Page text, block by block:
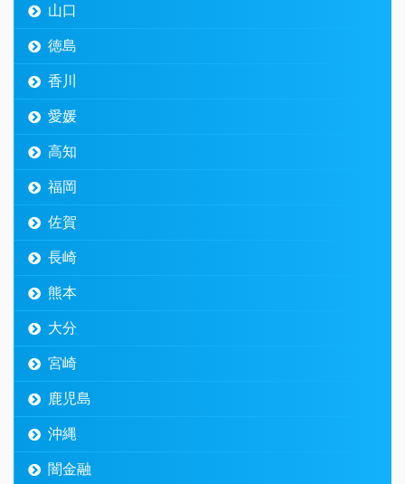
山口
徳島
香川
愛媛
高知
福岡
佐賀
長崎
熊本
大分
宮崎
鹿児島
沖縄
闇金融